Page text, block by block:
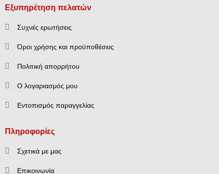
Εξυπηρέτηση πελατών
Συχνές ερωτήσεις
Όροι χρήσης και προϋποθέσεις
Πολιτική απορρήτου
Ο λογαριασμός μου
Εντοπισμός παραγγελίας
Πληροφορίες
Σχετικά με μας
Επικοινωνία